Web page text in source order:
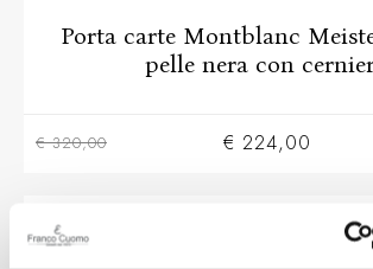
Porta carte Montblanc
pelle nera con
€ 320,00 € 224,00
SALDI